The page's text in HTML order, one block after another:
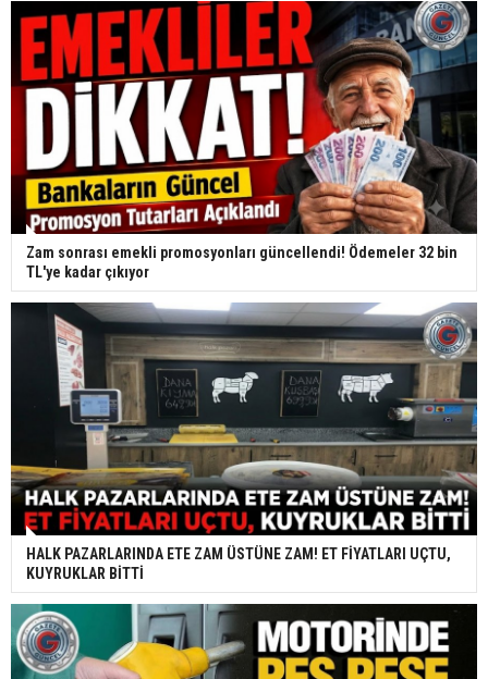
Zam sonrası emekli promosyonları güncellendi! Ödemeler 32 bin
TL'ye kadar çıkıyor
HALK PAZARLARINDA ETE ZAM ÜSTÜNE ZAM! ET FİYATLARI UÇTU,
KUYRUKLAR BİTTİ